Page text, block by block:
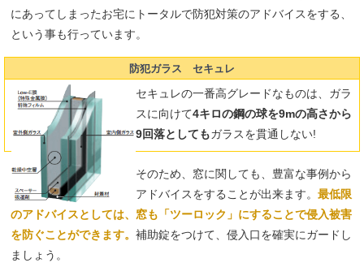
にあってしまったお宅にトータルで防犯対策のアドバイスをする、
という事も行っています。
防犯ガラス セキュレ
セキュレの一番高グレードなものは、ガラ
スに向けて4キロの鋼の球を9mの高さから
9回落としてもガラスを貫通しない!
そのため、窓に関しても、豊富な事例から
アドバイスをすることが出来ます。 最低限
のアドバイスとしては、窓も「ツーロック」にすることで侵入被害
を防ぐことができます。 補助錠をつけて、侵入口を確実にガードし
ましょう。